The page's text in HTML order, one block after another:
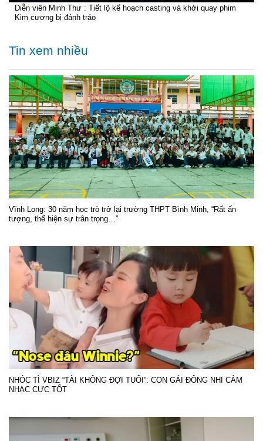
Diễn viên Minh Thư : Tiết lộ kế hoạch casting và khởi quay phim
Kim cương bị đánh tráo
Tin xem nhiều
Vĩnh Long: 30 năm học trò trở lại trường THPT Bình Minh, “Rất ấn
tượng, thể hiện sự trân trọng…”
NHÓC TÌ VBIZ “TÀI KHÔNG ĐỢI TUỔI”: CON GÁI ĐÔNG NHI CẢM
NHẠC CỰC TỐT